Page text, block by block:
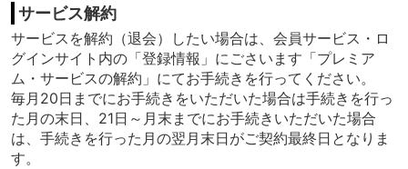
サービス解約
サービスを解約（退会）したい場合は、会員サービス・ロ
グインサイト内の「登録情報」にごさいます「プレミア
ム・サービスの解約」にてお手続きを行ってください。
毎月20日までにお手続きをいただいた場合は手続きを行っ
た月の末日、21日～月末までにお手続きいただいた場合
は、手続きを行った月の翌月末日がご契約最終日となりま
す。